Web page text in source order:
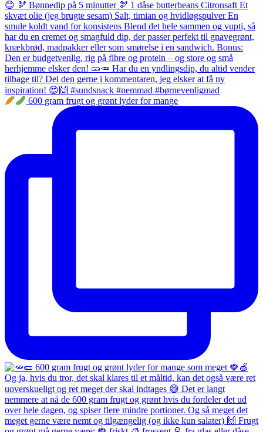
600 gram frugt og grønt lyder for mange